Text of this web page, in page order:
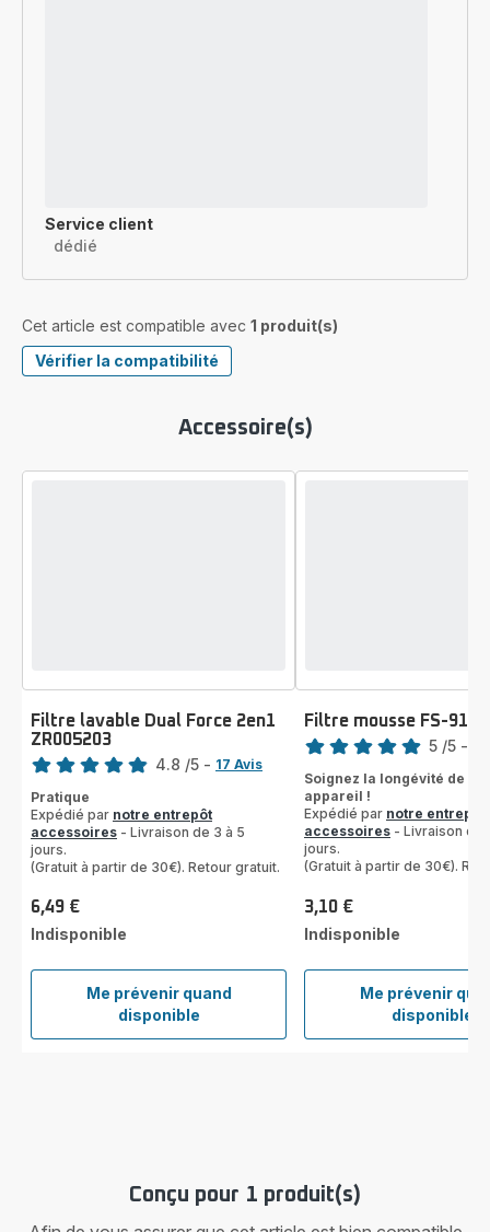
Service client
dédié
Cet article est compatible avec 1 produit(s)
Vérifier la compatibilité
Accessoire(s)
Me prévenir quand
disponible
Filtre
lavable
Filtre lavable Dual Force 2en1
ZR005203
Note
4.8 /5 - 17 Avis
Pratique
Expédié par notre entrepôt
accessoires - Livraison de 3 à 5
jours.
(Gratuit à partir de 30€). Retour gratuit.
Prix
6,49 €
Indisponible
Me prévenir
disponible
Filtre
Filtre mousse FS-
Note
5
étoiles
(moyenne)
5 /5 -
Soignez la longévité de
appareil !
Expédié par notre entrepôt
accessoires - Livraison de
jours.
(Gratuit à partir de 30€).
Prix
3,10 €
Indisponible
Conçu pour 1 produit(s)